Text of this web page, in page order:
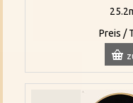
Preis /